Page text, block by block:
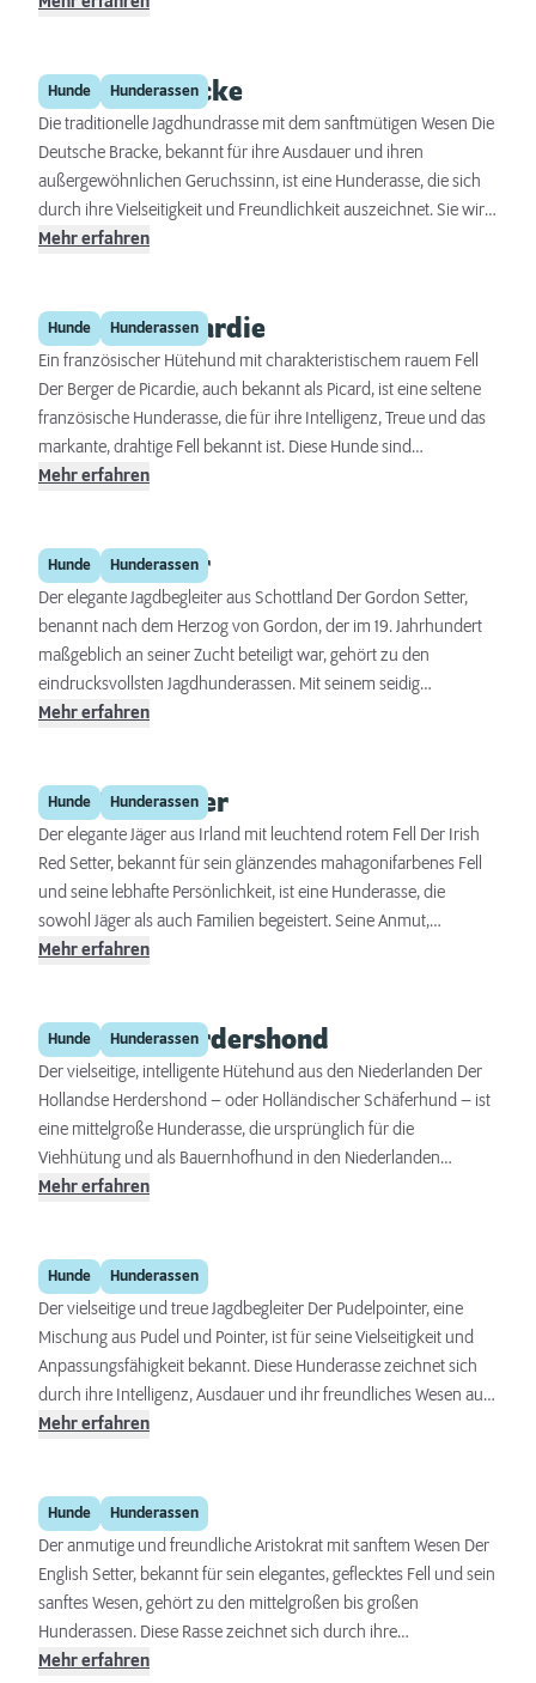
durch eine unerschütterliche Loyalität gegenüber seinen
Bezugspersonen und ein ausgeprägtes Territorialverhalten aus.
Trotz seiner beeindruckenden Erscheinung ist der Tornjak für
sein ruhiges und freundliches Wesen bekannt.
Hunde Hunderassen
Deutsche Bracke
Die traditionelle Jagdhundrasse mit dem sanftmütigen Wesen Die
Deutsche Bracke, bekannt für ihre Ausdauer und ihren
außergewöhnlichen Geruchssinn, ist eine Hunderasse, die sich
durch ihre Vielseitigkeit und Freundlichkeit auszeichnet. Sie wird
vor allem in Deutschland für die Jagd eingesetzt, hat sich aber
Wesen, die Pflege und die Gesundheit dieser besonderen Rasse.
Mehr erfahren
Hunde Hunderassen
Berger de Picardie
Ein französischer Hütehund mit charakteristischem rauem Fell
Der Berger de Picardie, auch bekannt als Picard, ist eine seltene
französische Hunderasse, die für ihre Intelligenz, Treue und das
markante, drahtige Fell bekannt ist. Diese Hunde sind
energiegeladen, liebevoll und besitzen ein starkes Arbeitsethos,
um potenziellen Besitzern einen tiefen Einblick in die Rasse zu
geben.
Mehr erfahren
Hunde Hunderassen
Gordon Setter
Der elegante Jagdbegleiter aus Schottland Der Gordon Setter,
benannt nach dem Herzog von Gordon, der im 19. Jahrhundert
maßgeblich an seiner Zucht beteiligt war, gehört zu den
eindrucksvollsten Jagdhunderassen. Mit seinem seidig
glänzenden schwarzen Fell, das von kastanienroten Abzeichen
auch durch seine Intelligenz, sein freundliches Wesen und seine
unermüdliche Arbeitsbereitschaft. Als Familienmitglied zeigt sich
der Gordon Setter anhänglich und kinderlieb, als Jagdhund
zeichnet er sich durch Ausdauer und die Fähigkeit zur
selbstständigen Jagd aus.
Mehr erfahren
Hunde Hunderassen
Irish Red Setter
Der elegante Jäger aus Irland mit leuchtend rotem Fell Der Irish
Red Setter, bekannt für sein glänzendes mahagonifarbenes Fell
und seine lebhafte Persönlichkeit, ist eine Hunderasse, die
sowohl Jäger als auch Familien begeistert. Seine Anmut,
Intelligenz und Energie machen ihn zu einem vielseitigen
Mehr erfahren
Hunde Hunderassen
Hollandse Herdershond
Der vielseitige, intelligente Hütehund aus den Niederlanden Der
Hollandse Herdershond – oder Holländischer Schäferhund – ist
eine mittelgroße Hunderasse, die ursprünglich für die
Viehhütung und als Bauernhofhund in den Niederlanden
gezüchtet wurde. Diese Rasse zeichnet sich durch ihre
einschließlich Arbeitseinsätze und Hundesport, sowie als treuer
Familienbegleiter.
Mehr erfahren
Hunde Hunderassen
Pudelpointer
Der vielseitige und treue Jagdbegleiter Der Pudelpointer, eine
Mischung aus Pudel und Pointer, ist für seine Vielseitigkeit und
Anpassungsfähigkeit bekannt. Diese Hunderasse zeichnet sich
durch ihre Intelligenz, Ausdauer und ihr freundliches Wesen aus.
Sie sind ausgezeichnete Jagdhunde und liebevolle
Beschäftigung ist wichtig, um sie zufrieden und gesund zu
halten.
Mehr erfahren
Hunde Hunderassen
English Setter
Der anmutige und freundliche Aristokrat mit sanftem Wesen Der
English Setter, bekannt für sein elegantes, geflecktes Fell und sein
sanftes Wesen, gehört zu den mittelgroßen bis großen
Hunderassen. Diese Rasse zeichnet sich durch ihre
Freundlichkeit, Geduld und ihr ausgeglichenes Temperament
Mehr erfahren